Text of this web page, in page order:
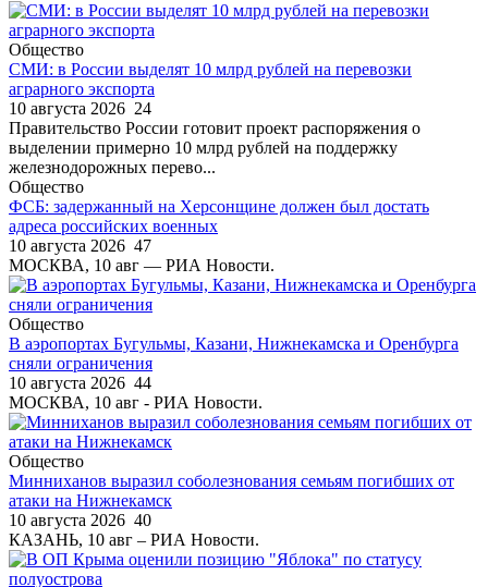
Общество
СМИ: в России выделят 10 млрд рублей на перевозки
аграрного экспорта
10 августа 2026 24
Правительство России готовит проект распоряжения о
выделении примерно 10 млрд рублей на поддержку
железнодорожных перево...
Общество
ФСБ: задержанный на Херсонщине должен был достать
адреса российских военных
10 августа 2026 47
МОСКВА, 10 авг — РИА Новости.
Общество
В аэропортах Бугульмы, Казани, Нижнекамска и Оренбурга
сняли ограничения
10 августа 2026 44
МОСКВА, 10 авг - РИА Новости.
Общество
Минниханов выразил соболезнования семьям погибших от
атаки на Нижнекамск
10 августа 2026 40
КАЗАНЬ, 10 авг – РИА Новости.